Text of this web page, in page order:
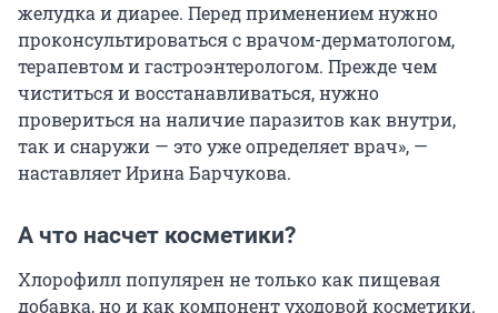
желудка и диарее. Перед применением нужно
проконсультироваться с врачом-дерматологом,
терапевтом и гастроэнтерологом. Прежде чем
чиститься и восстанавливаться, нужно
провериться на наличие паразитов как внутри,
так и снаружи — это уже определяет врач», —
наставляет Ирина Барчукова.
А что насчет косметики?
Хлорофилл популярен не только как пищевая
добавка, но и как компонент уходовой косметики.